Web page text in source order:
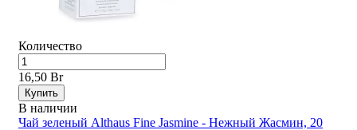
Количество
16,50 Br
Купить
В наличии
Чай зеленый Althaus Fine Jasmine - Нежный Жасмин, 20